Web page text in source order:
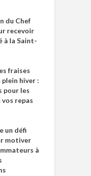
du Chef
recevoir
à la Saint-
fraises
plein hiver :
pour les
repas
un défi
motiver
à